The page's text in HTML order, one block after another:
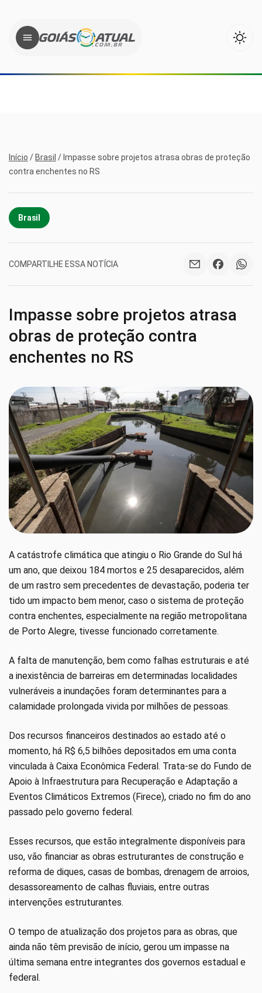
Início / Brasil / Impasse sobre projetos atrasa obras de proteção
contra enchentes no RS
Brasil
COMPARTILHE ESSA NOTÍCIA
Impasse sobre projetos atrasa
obras de proteção contra
enchentes no RS
A catástrofe climática que atingiu o Rio Grande do Sul há
um ano, que deixou 184 mortos e 25 desaparecidos, além
de um rastro sem precedentes de devastação, poderia ter
tido um impacto bem menor, caso o sistema de proteção
contra enchentes, especialmente na região metropolitana
de Porto Alegre, tivesse funcionado corretamente.
A falta de manutenção, bem como falhas estruturais e até
a inexistência de barreiras em determinadas localidades
vulneráveis a inundações foram determinantes para a
calamidade prolongada vivida por milhões de pessoas.
Dos recursos financeiros destinados ao estado até o
momento, há R$ 6,5 bilhões depositados em uma conta
vinculada à Caixa Econômica Federal. Trata-se do Fundo de
Apoio à Infraestrutura para Recuperação e Adaptação a
Eventos Climáticos Extremos (Firece), criado no fim do ano
passado pelo governo federal.
Esses recursos, que estão integralmente disponíveis para
uso, vão financiar as obras estruturantes de construção e
reforma de diques, casas de bombas, drenagem de arroios,
desassoreamento de calhas fluviais, entre outras
intervenções estruturantes.
O tempo de atualização dos projetos para as obras, que
ainda não têm previsão de início, gerou um impasse na
última semana entre integrantes dos governos estadual e
federal.